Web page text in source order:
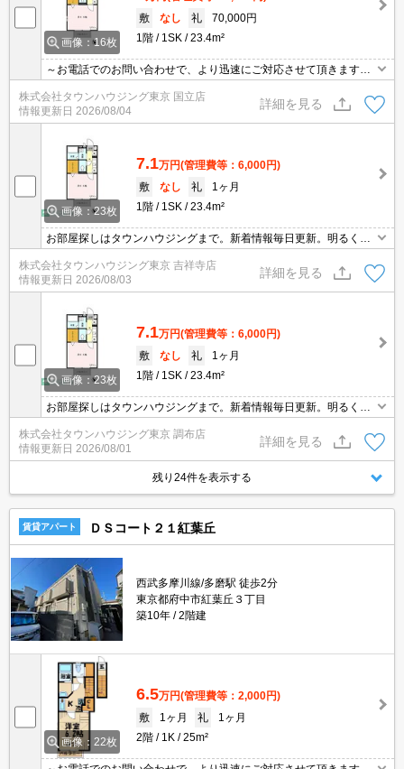
画像：16枚
敷
なし 礼
70,000円
1階
1SK 23.4m²
～お電話でのお問い合わせで、より迅速にご対応させて頂きます～
株式会社タウンハウジング東京 国立店
情報更新日 2026/08/04
詳細を見る
画像：23枚
7.1万円(管理費等：6,000円)
敷
なし 礼
1ヶ月
1階
1SK 23.4m²
お部屋探しはタウンハウジングまで。新着情報毎日更新。明るく元
株式会社タウンハウジング東京 吉祥寺店
情報更新日 2026/08/03
詳細を見る
画像：23枚
7.1万円(管理費等：6,000円)
敷
なし 礼
1ヶ月
1階
1SK 23.4m²
お部屋探しはタウンハウジングまで。新着情報毎日更新。明るく元
株式会社タウンハウジング東京 調布店
情報更新日 2026/08/01
詳細を見る
残り24件を表示する
賃貸アパート ＤＳコート２１紅葉丘
西武多摩川線/多磨駅 徒歩2分
東京都府中市紅葉丘３丁目
築10年
2階建
画像：22枚
6.5万円(管理費等：2,000円)
敷
1ヶ月 礼
1ヶ月
2階
1K 25m²